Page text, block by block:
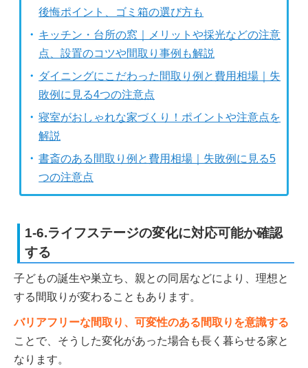
後悔ポイント、ゴミ箱の選び方も
キッチン・台所の窓｜メリットや採光などの注意
点、設置のコツや間取り事例も解説
ダイニングにこだわった間取り例と費用相場｜失
敗例に見る4つの注意点
寝室がおしゃれな家づくり！ポイントや注意点を
解説
書斎のある間取り例と費用相場｜失敗例に見る5
つの注意点
1-6.ライフステージの変化に対応可能か確認
する
子どもの誕生や巣立ち、親との同居などにより、理想と
する間取りが変わることもあります。
バリアフリーな間取り、可変性のある間取りを意識する
ことで、そうした変化があった場合も長く暮らせる家と
なります。